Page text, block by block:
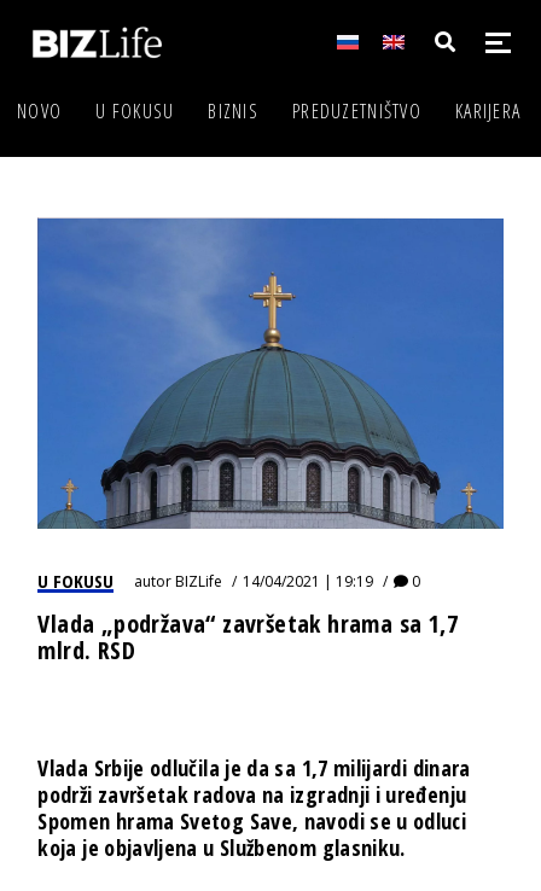
NOVO U FOKUSU BIZNIS PREDUZETNIŠTVO KARIJERA
U FOKUSU autorBIZLife 14/04/2021 | 19:19 0
Vlada „podržava“ završetak hrama sa 1,7
mlrd. RSD
Vlada Srbije odlučila je da sa 1,7 milijardi dinara
podrži završetak radova na izgradnji i uređenju
Spomen hrama Svetog Save, navodi se u odluci
koja je objavljena u Službenom glasniku.